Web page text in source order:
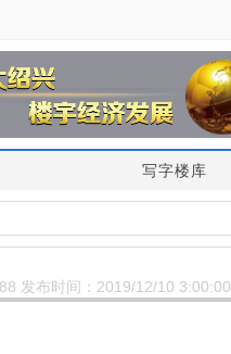
写字楼库
发布时间：2019/12/10 3:00:00